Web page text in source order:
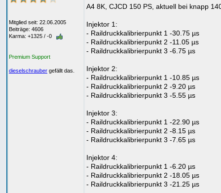
Mitglied seit: 22.06.2005
Beiträge: 4606
Karma: +1325 / -0
Premium Support
dieselschrauber gefällt das.
A4 8K, CJCD 150 PS, aktuell bei knapp
Injektor 1:
- Raildruckkalibrierpunkt 1 -30.75 µs
- Raildruckkalibrierpunkt 2 -11.05 µs
- Raildruckkalibrierpunkt 3 -6.75 µs
Injektor 2:
- Raildruckkalibrierpunkt 1 -10.85 µs
- Raildruckkalibrierpunkt 2 -9.20 µs
- Raildruckkalibrierpunkt 3 -5.55 µs
Injektor 3:
- Raildruckkalibrierpunkt 1 -22.90 µs
- Raildruckkalibrierpunkt 2 -8.15 µs
- Raildruckkalibrierpunkt 3 -7.65 µs
Injektor 4:
- Raildruckkalibrierpunkt 1 -6.20 µs
- Raildruckkalibrierpunkt 2 -18.05 µs
- Raildruckkalibrierpunkt 3 -21.25 µs